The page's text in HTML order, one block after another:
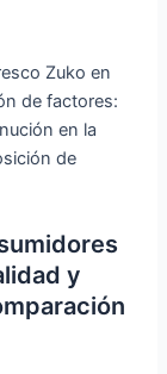
Zuko en
de factores:
en la
de
y